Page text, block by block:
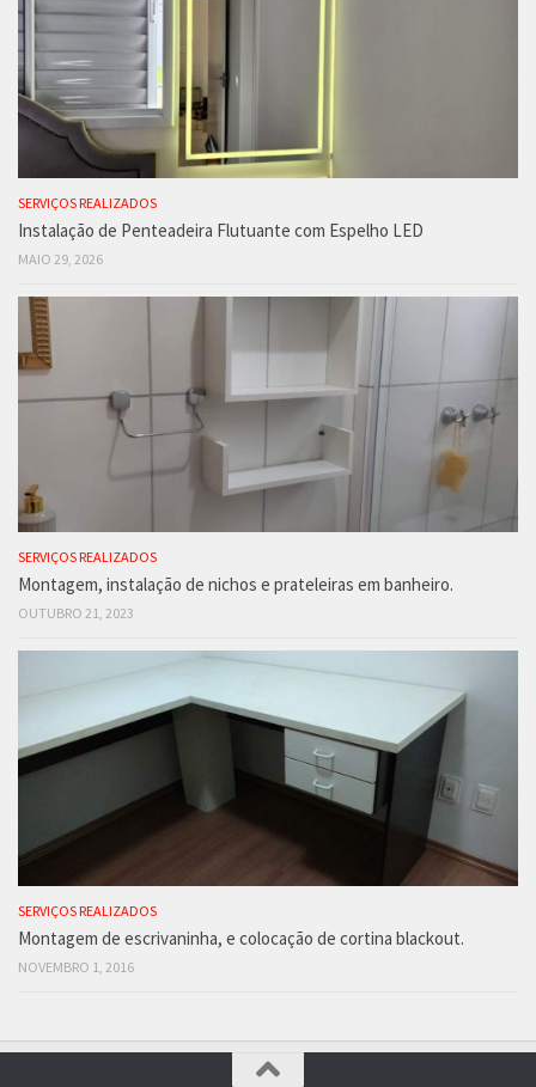
SERVIÇOS REALIZADOS
Instalação de Penteadeira Flutuante com Espelho LED
MAIO 29, 2026
SERVIÇOS REALIZADOS
Montagem, instalação de nichos e prateleiras em banheiro.
OUTUBRO 21, 2023
SERVIÇOS REALIZADOS
Montagem de escrivaninha, e colocação de cortina blackout.
NOVEMBRO 1, 2016